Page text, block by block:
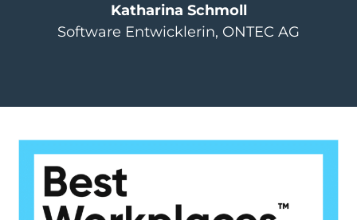
Katharina Schmoll
Software Entwicklerin, ONTEC AG